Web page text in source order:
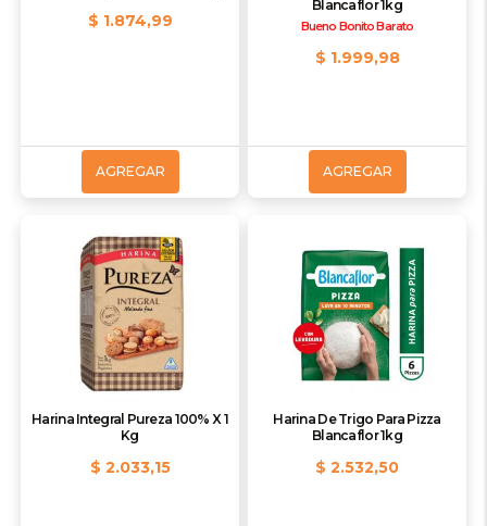
$ 1.874,99
AGREGAR
Blancaflor 1kg
Bueno Bonito Barato
$ 1.999,98
AGREGAR
Harina Integral Pureza 100% X 1
Kg
$ 2.033,15
Harina De Trigo Para Pizza
Blancaflor 1kg
$ 2.532,50